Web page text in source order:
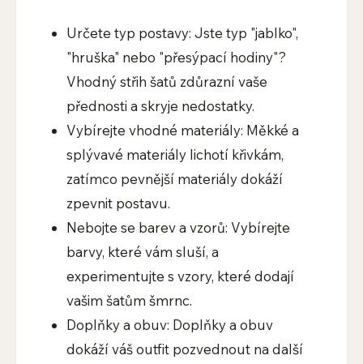
Určete typ postavy: Jste typ "jablko",
"hruška" nebo "přesýpací hodiny"?
Vhodný střih šatů zdůrazní vaše
přednosti a skryje nedostatky.
Vybírejte vhodné materiály: Měkké a
splývavé materiály lichotí křivkám,
zatímco pevnější materiály dokáží
zpevnit postavu.
Nebojte se barev a vzorů: Vybírejte
barvy, které vám sluší, a
experimentujte s vzory, které dodají
vašim šatům šmrnc.
Doplňky a obuv: Doplňky a obuv
dokáží váš outfit pozvednout na další